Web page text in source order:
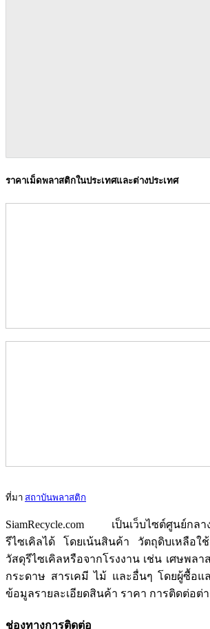
ราคาเม็ดพลาสติกในประเทศและต่างประเทศ
ที่มา สถาบันพลาสติก
SiamRecycle.com เป็นเว็บไซต์ศูนย์กล
รีไซเคิลได้ โดยเน้นสินค้า วัตถุดิบเหลือใ
วัสดุรีไซเคิลหรือจากโรงงาน เช่น เศษพลา
กระดาษ สารเคมี ไม้ และอื่นๆ โดยผู้ซื้อแ
ข้อมูลรายละเอียดสินค้า ราคา การติดต่อต่
ช่องทางการติดต่อ